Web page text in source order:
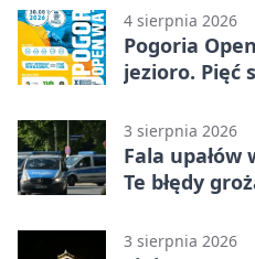
4 sierpnia 2026
Pogoria
jezioro. Pięć
3 sierpnia 2026
Fala upałów
Te błędy
3 sierpnia 2026